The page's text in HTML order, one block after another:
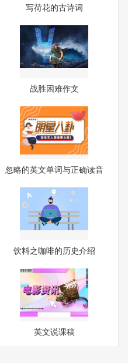
写荷花的古诗词
战胜困难作文
忽略的英文单词与正确读音
饮料之咖啡的历史介绍
英文说课稿